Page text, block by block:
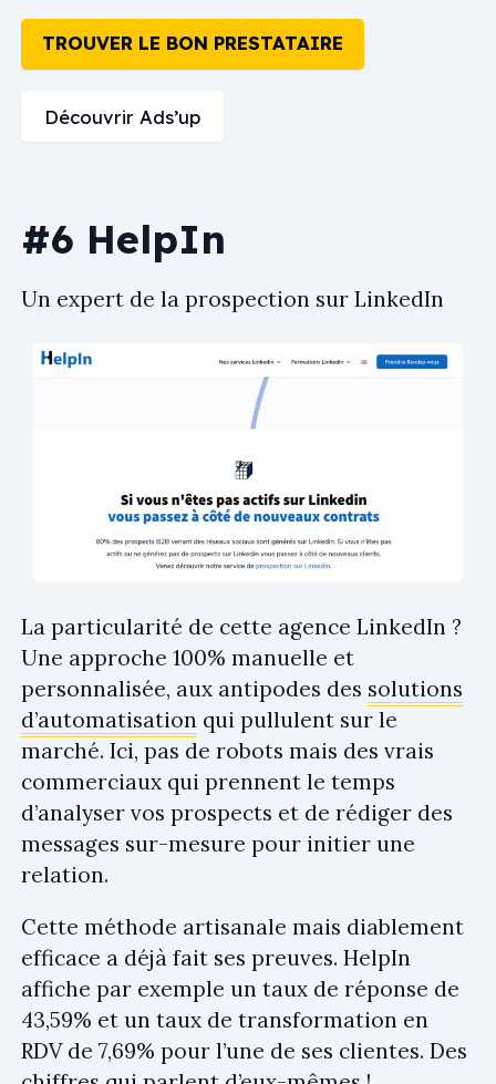
TROUVER LE BON PRESTATAIRE
Découvrir Ads’up
#6 HelpIn
Un expert de la prospection sur LinkedIn
La particularité de cette agence LinkedIn ?
Une approche 100% manuelle et
personnalisée, aux antipodes des solutions
d’automatisation qui pullulent sur le
marché. Ici, pas de robots mais des vrais
commerciaux qui prennent le temps
d’analyser vos prospects et de rédiger des
messages sur-mesure pour initier une
relation.
Cette méthode artisanale mais diablement
efficace a déjà fait ses preuves. HelpIn
affiche par exemple un taux de réponse de
43,59% et un taux de transformation en
RDV de 7,69% pour l’une de ses clientes. Des